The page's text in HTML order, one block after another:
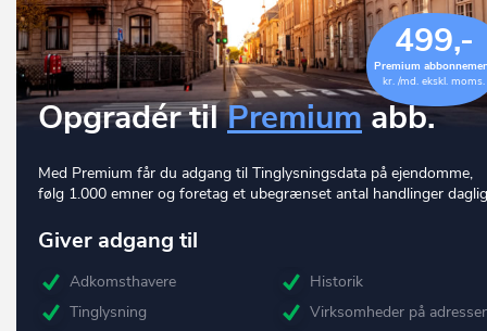
499,-
Premium
kr. /md. ekskl. moms.
Opgradér tilPremium abb.
Med Premium får du adgang til Tinglysningsdata på ejendomme,
følg 1.000 emner og foretag et ubegrænset antal handlinger
Giver adgang til
Adkomsthavere
Tinglysning
Historik
Virksomheder på